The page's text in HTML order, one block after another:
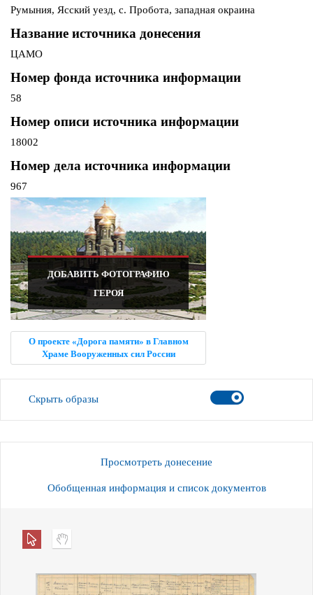
Румыния, Ясский уезд, с. Пробота, западная окраина
Название источника донесения
ЦАМО
Номер фонда источника информации
58
Номер описи источника информации
18002
Номер дела источника информации
967
ДОБАВИТЬ ФОТОГРАФИЮ
ГЕРОЯ
О проекте «Дорога памяти» в Главном
Храме Вооруженных сил России
Скрыть образы
Просмотреть донесение
Обобщенная информация и список документов